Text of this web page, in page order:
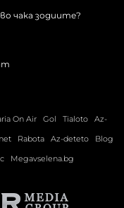
чака зодиите?
On Air Gol Tialoto
Az-
Rabota Az-deteto
Blog
Megavselena.bg